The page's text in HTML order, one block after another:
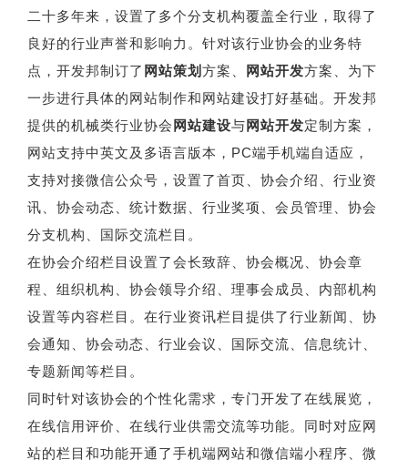
二十多年来，设置了多个分支机构覆盖全行业，取得了
良好的行业声誉和影响力。针对该行业协会的业务特
点，开发邦制订了 网站策划 方案、 网站开发方案、为下
一步进行具体的网站制作和网站建设打好基础。开发邦
提供的机械类行业协会 网站建设与 网站开发定制方案，
网站支持中英文及多语言版本，PC端手机端自适应，
支持对接微信公众号，设置了首页、协会介绍、行业资
讯、协会动态、统计数据、行业奖项、会员管理、协会
分支机构、国际交流栏目。
在协会介绍栏目设置了会长致辞、协会概况、协会章
程、组织机构、协会领导介绍、理事会成员、内部机构
设置等内容栏目。在行业资讯栏目提供了行业新闻、协
会通知、协会动态、行业会议、国际交流、信息统计、
专题新闻等栏目。
同时针对该协会的个性化需求，专门开发了在线展览，
在线信用评价、在线行业供需交流等功能。同时对应网
站的栏目和功能开通了手机端网站和微信端小程序、微